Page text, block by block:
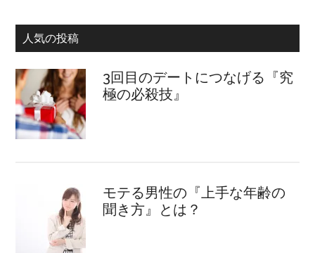
人気の投稿
3回目のデートにつなげる『究
極の必殺技』
モテる男性の『上手な年齢の
聞き方』とは？